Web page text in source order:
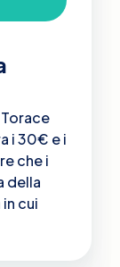
i 30€ e i
che i
della
cui